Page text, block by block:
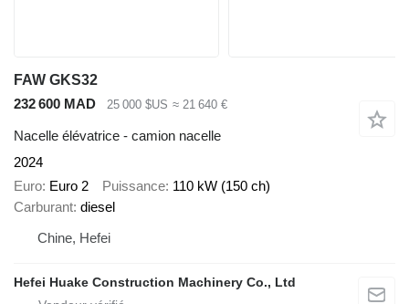
FAW GKS32
232 600 MAD
25 000 $US ≈ 21 640 €
Nacelle élévatrice - camion nacelle
2024
Euro Euro 2 Puissance 110 kW (150 ch)
Carburant diesel
Chine, Hefei
Hefei Huake Construction Machinery Co., Ltd